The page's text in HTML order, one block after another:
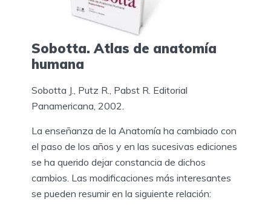
Sobotta. Atlas de anatomía
humana
Sobotta J., Putz R., Pabst R. Editorial
Panamericana, 2002.
La enseñanza de la Anatomía ha cambiado con
el paso de los años y en las sucesivas ediciones
se ha querido dejar constancia de dichos
cambios. Las modificaciones más interesantes
se pueden resumir en la siguiente relación: